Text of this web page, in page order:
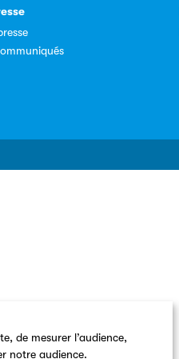
de mesurer l’audience,
notre audience.